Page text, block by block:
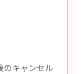
のキャンセル